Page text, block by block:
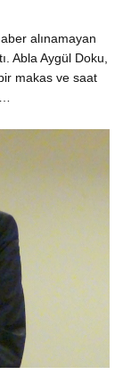
alınamayan
Abla Aygül Doku,
makas ve saat